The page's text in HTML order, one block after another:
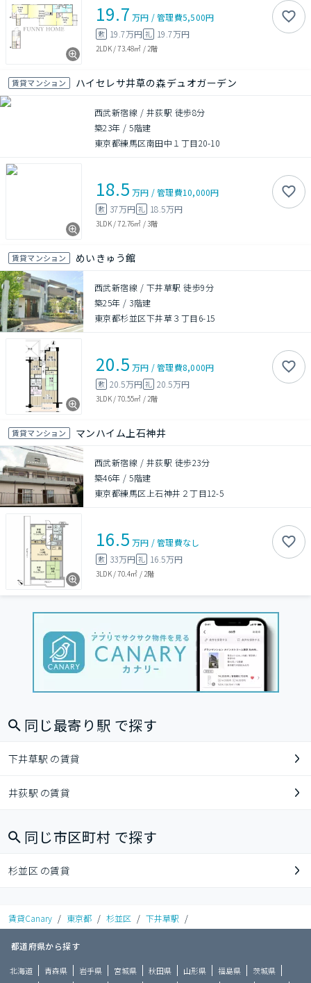
19.7 万円 /管理費5,500円
敷 19.7万円 礼 19.7万円
2LDK/73.48㎡ / 2階
賃貸マンション ハイセレサ井草の森デュオガーデン
西武新宿線 / 井荻駅 徒歩8分
築23年 /5階建
東京都練馬区南田中１丁目20-10
18.5 万円 /管理費10,000円
敷 37万円 礼 18.5万円
3LDK/72.76㎡ /3階
賃貸マンション めいきゅう館
西武新宿線 / 下井草駅 徒歩9分
築25年 / 3階建
東京都杉並区下井草３丁目6-15
20.5 万円 /管理費8,000円
敷 20.5万円 礼 20.5万円
3LDK/70.55㎡ / 2階
賃貸マンション マンハイム上石神井
西武新宿線 / 井荻駅 徒歩23分
築46年 /5階建
東京都練馬区上石神井２丁目12-5
16.5 万円 /管理費なし
敷 33万円 礼 16.5万円
3LDK/70.4㎡ / 2階
同じ最寄り駅 で探す
下井草駅 の賃貸
井荻駅 の賃貸
同じ市区町村 で探す
杉並区 の賃貸
賃貸Canary / 東京都 / 杉並区 / 下井草駅 /
都道府県から探す
北海道 青森県 岩手県 宮城県 秋田県 山形県 福島県
茨城県